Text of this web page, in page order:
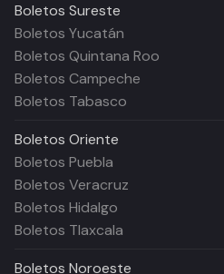
Boletos Sureste
Boletos Yucatán
Boletos Quintana Roo
Boletos Campeche
Boletos Tabasco
Boletos Oriente
Boletos Puebla
Boletos Veracruz
Boletos Hidalgo
Boletos Tlaxcala
Boletos Noroeste